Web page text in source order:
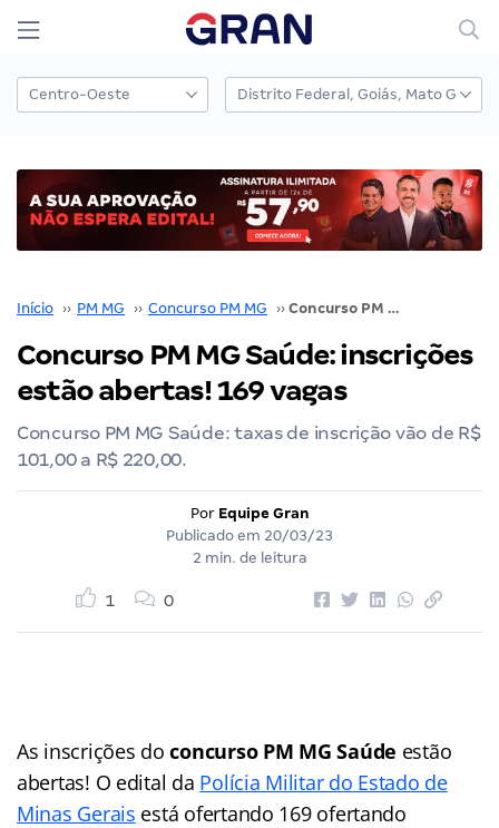
Início ›› PM MG ›› Concurso PM MG ›› Concurso PM MG Saúde: inscrições estão abertas! 169 vagas
Concurso PM MG Saúde: inscrições
estão abertas! 169 vagas
Concurso PM MG Saúde: taxas de inscrição vão de R$
101,00 a R$ 220,00.
Por Equipe Gran
Publicado em 20/03/23
2 min. de leitura
1 0
As inscrições doconcurso PM MG Saúde estão
abertas! O edital da Polícia Militar do Estado de
Minas Gerais está ofertando 169 ofertando